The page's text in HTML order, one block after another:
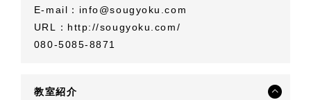
E-mail： info@sougyoku.com
URL： http://sougyoku.com/
080-5085-8871
教室紹介